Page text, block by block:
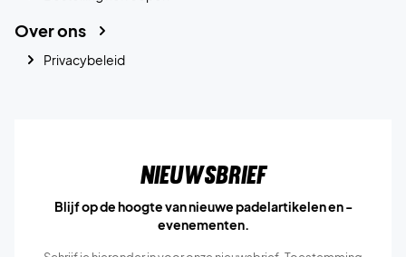
Over ons
Privacybeleid
Nieuwsbrief
Blijf op de hoogte van nieuwe padelartikelen en -
evenementen.